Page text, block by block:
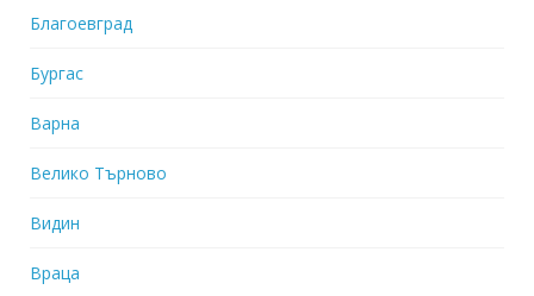
Благоевград
Бургас
Варна
Велико Търново
Видин
Враца